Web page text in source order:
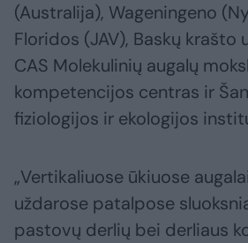
(Australija), Wageningeno
Floridos (JAV), Baskų krašto
CAS Molekulinių augalų
kompetencijos centras ir
fiziologijos ir ekologijos
„Vertikaliuose ūkiuose
uždarose patalpose
pastovų derlių bei derliaus